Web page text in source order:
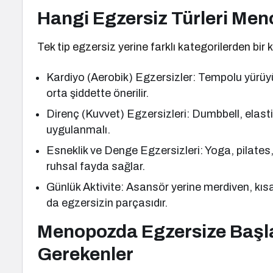
Hangi Egzersiz Türleri
Tek tip egzersiz yerine farklı kategorilerden
Kardiyo (Aerobik) Egzersizler: Tempolu
orta şiddette önerilir.
Direnç (Kuvvet) Egzersizleri: Dumbbell,
uygulanmalı.
Esneklik ve Denge Egzersizleri: Yoga,
ruhsal fayda sağlar.
Günlük Aktivite: Asansör yerine merdiven,
da egzersizin parçasıdır.
Menopozda Egzersize
Gerekenler